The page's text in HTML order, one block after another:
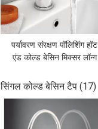
पर्यावरण संरक्षण पॉलिशिंग हॉट
एंड कोल्ड बेसिन मिक्सर लॉन्ग
सिंगल कोल्ड बेसिन टैप (17)